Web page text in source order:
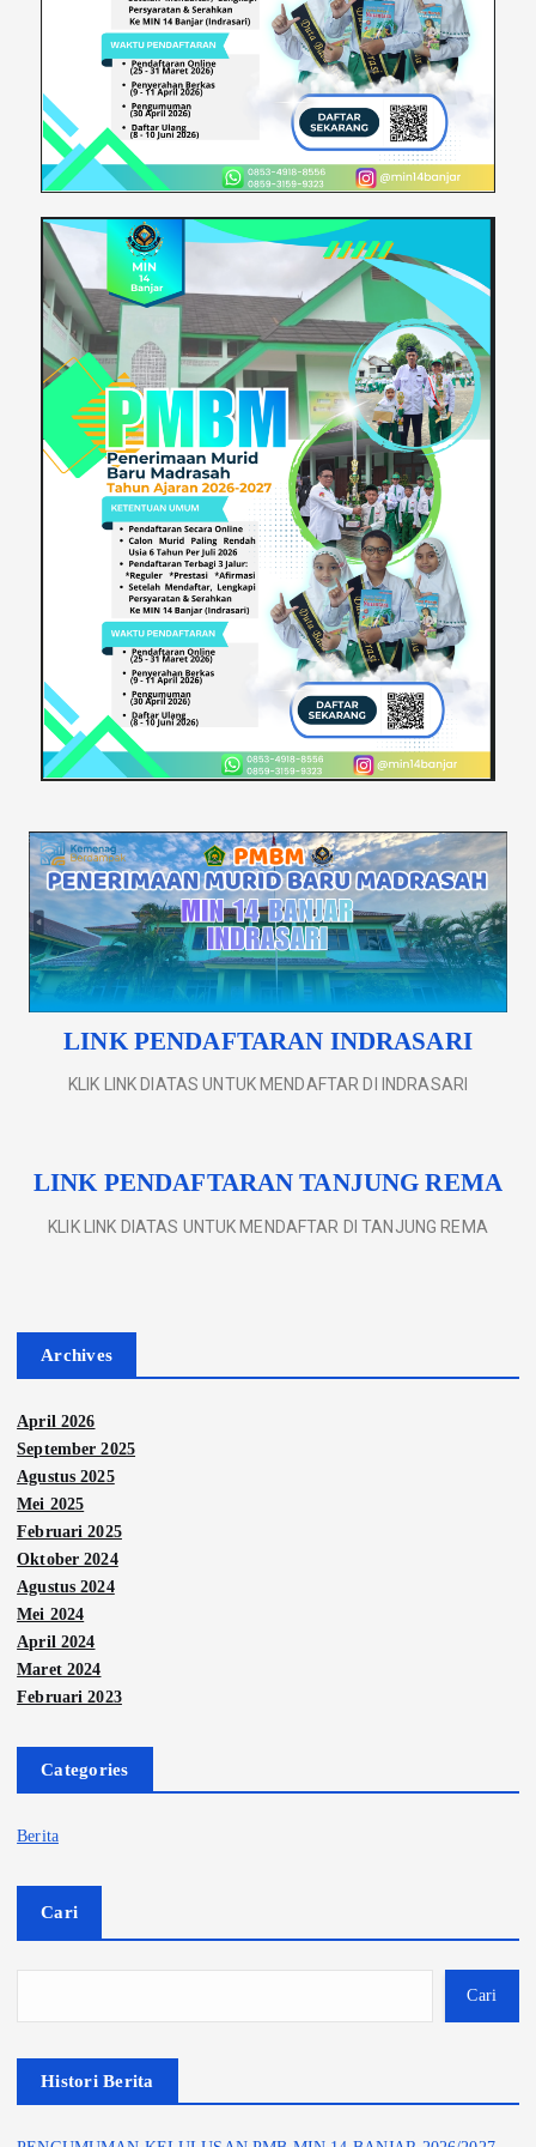
LINK PENDAFTARAN INDRASARI
KLIK LINK DIATAS UNTUK MENDAFTAR DI INDRASARI
LINK PENDAFTARAN TANJUNG REMA
KLIK LINK DIATAS UNTUK MENDAFTAR DI TANJUNG REMA
Archives
April 2026
September 2025
Agustus 2025
Mei 2025
Februari 2025
Oktober 2024
Agustus 2024
Mei 2024
April 2024
Maret 2024
Februari 2023
Categories
Berita
Cari
Cari
Histori Berita